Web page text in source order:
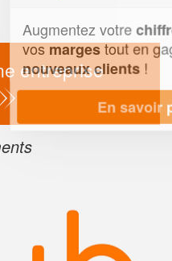
entreprise
votrechiffre d'affaireset
tout en gagnant de
clients!
En savoir plus